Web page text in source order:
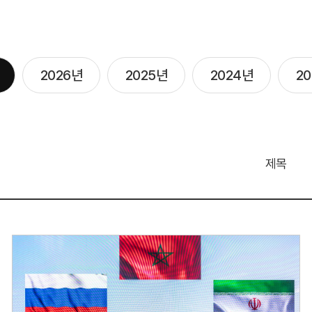
2026년 2025년 2024년
제목